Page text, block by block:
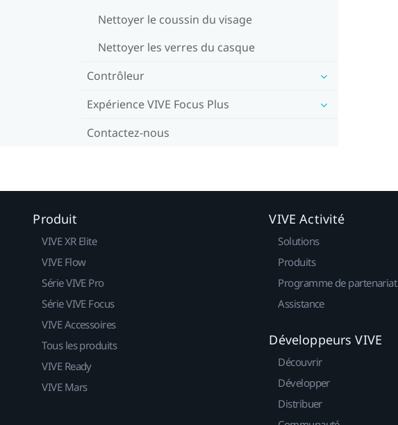
Nettoyer le coussin du visage
Nettoyer les verres du casque
Contrôleur
Expérience VIVE Focus Plus
Contactez-nous
Produit
VIVE XR Elite
VIVE Flow
Série VIVE Pro
Série VIVE Focus
VIVE Accessoires
Tous les produits
VIVE Ready
VIVE Mars
VIVE Activité
Solutions
Produits
Programme de partenariat
Assistance
Développeurs VIVE
Découvrir
Développer
Distribuer